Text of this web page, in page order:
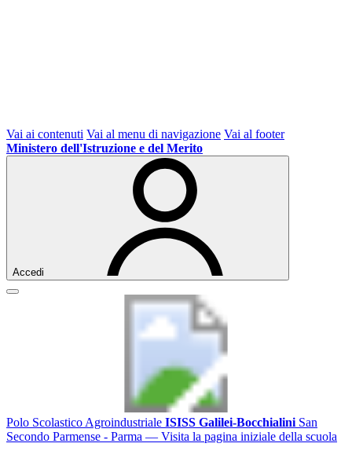
Vai ai contenuti Vai al menu di navigazione Vai al footer
Ministero dell'Istruzione e del Merito
Accedi
Polo Scolastico Agroindustriale ISISS Galilei-Bocchialini San
Secondo Parmense - Parma — Visita la pagina iniziale della scuola